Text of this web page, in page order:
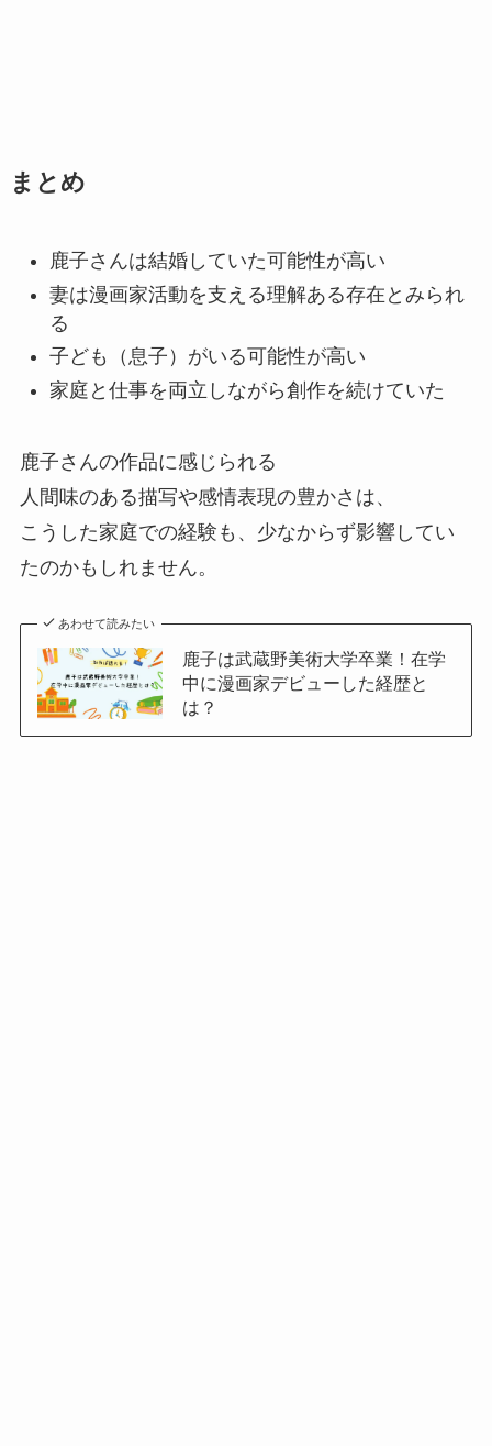
まとめ
鹿子さんは結婚していた可能性が高い
妻は漫画家活動を支える理解ある存在とみられ
る
子ども（息子）がいる可能性が高い
家庭と仕事を両立しながら創作を続けていた
鹿子さんの作品に感じられる
人間味のある描写や感情表現の豊かさは、
こうした家庭での経験も、少なからず影響してい
たのかもしれません。
あわせて読みたい
鹿子は武蔵野美術大学卒業！在学
中に漫画家デビューした経歴と
は？